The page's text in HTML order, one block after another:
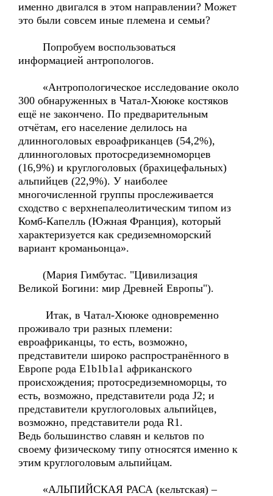
именно двигался в этом направлении? Может
это были совсем иные племена и семьи?
Попробуем воспользоваться
информацией антропологов.
«Антропологическое исследование около
300 обнаруженных в Чатал-Хююке костяков
ещё не закончено. По предварительным
отчётам, его население делилось на
длинноголовых евроафриканцев (54,2%),
длинноголовых протосредиземноморцев
(16,9%) и круглоголовых (брахицефальных)
альпийцев (22,9%). У наиболее
многочисленной группы прослеживается
сходство с верхнепалеолитическим типом из
Комб-Капелль (Южная Франция), который
характеризуется как средиземноморский
вариант кроманьонца».
(Мария Гимбутас. "Цивилизация
Великой Богини: мир Древней Европы").
Итак, в Чатал-Хююке одновременно
проживало три разных племени:
евроафриканцы, то есть, возможно,
представители широко распространённого в
Европе рода E1b1b1a1 африканского
происхождения; протосредиземноморцы, то
есть, возможно, представители рода J2; и
представители круглоголовых альпийцев,
возможно, представители рода R1.
Ведь большинство славян и кельтов по
своему физическому типу относятся именно к
этим круглоголовым альпийцам.
«АЛЬПИЙСКАЯ РАСА (кельтская) –